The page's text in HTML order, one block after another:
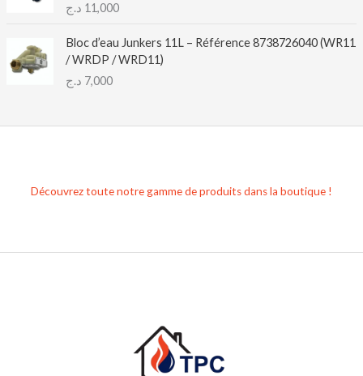
11,000 د.ج
Bloc d’eau Junkers 11L – Référence 8738726040 (WR11
/ WRDP / WRD11)
7,000 د.ج
Découvrez toute notre gamme de produits dans la boutique !